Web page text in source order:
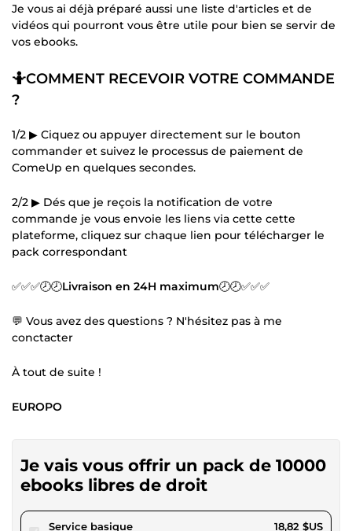
Je vous ai déjà préparé aussi une liste d'articles et de
vidéos qui pourront vous être utile pour bien se servir de
vos ebooks.
🤷COMMENT RECEVOIR VOTRE COMMANDE
?
1/2 ▶ Ciquez ou appuyer directement sur le bouton
commander et suivez le processus de paiement de
ComeUp en quelques secondes.
2/2 ▶ Dés que je reçois la notification de votre
commande je vous envoie les liens via cette cette
plateforme, cliquez sur chaque lien pour télécharger le
pack correspondant
✅✅✅🕗🕗Livraison en 24H maximum🕗🕗✅✅✅
💬 Vous avez des questions ? N'hésitez pas à me
conctacter
À tout de suite !
EUROPO
Je vais vous offrir un pack de 10000
ebooks libres de droit
Service basiquepour 17,34 $US 18,82 $US